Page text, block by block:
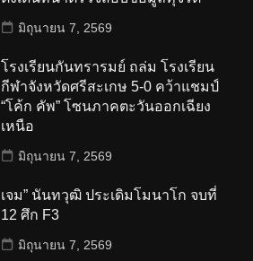
มิถุนายน 7, 2569
โรงเรียนกันทรารมย์ ถล่ม โรงเรียน
กีฬาจังหวัดศรีสะเกษ 5-0 คว้าแชมป์
“โค้ก คัพ” โซนภาคตะวันออกเฉียง
เหนือ
มิถุนายน 7, 2569
เจม” นันทวุฒิ ประเดิมโมนาโก จบที่
12 ศึก F3
มิถุนายน 7, 2569